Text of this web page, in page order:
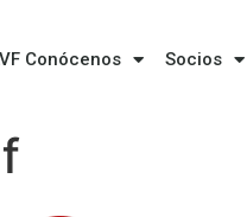
Conócenos Socios